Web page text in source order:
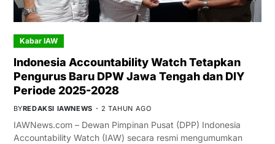
Kabar IAW
Indonesia Accountability Watch Tetapkan
Pengurus Baru DPW Jawa Tengah dan DIY
Periode 2025-2028
BYREDAKSI IAWNEWS 2 TAHUN AGO
IAWNews.com – Dewan Pimpinan Pusat (DPP) Indonesia
Accountability Watch (IAW) secara resmi mengumumkan